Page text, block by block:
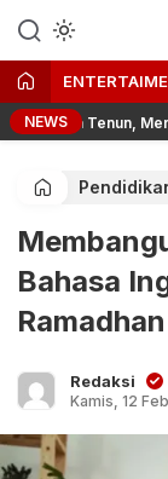
NEWSMerawat
Bahasa
Ramadhan
Redaksi
Kamis, 12